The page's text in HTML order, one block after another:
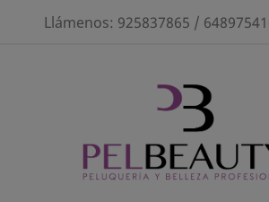
Llámenos: 925837865 /